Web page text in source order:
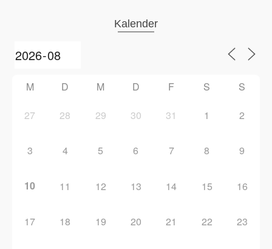
Kalender
M D M D F S S
27 28 29 30 31 1 2
3 4 5 6 7 8 9
10 11 12 13 14 15 16
17 18 19 20 21 22 23